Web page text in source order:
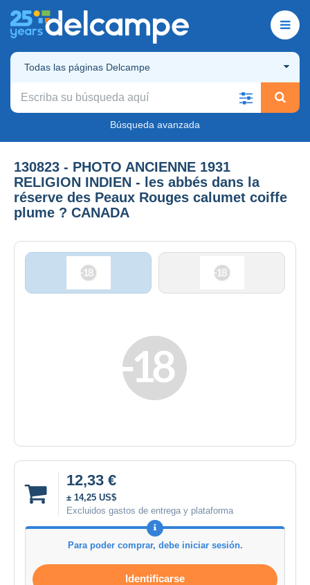
Todas las páginas Delcampe
Búsqueda avanzada
130823 - PHOTO ANCIENNE 1931
RELIGION INDIEN - les abbés dans la
réserve des Peaux Rouges calumet coiffe
plume ? CANADA
12,33 €
± 14,25 US$
Excluidos gastos de entrega y plataforma
Para poder comprar, debe iniciar sesión.
Identificarse